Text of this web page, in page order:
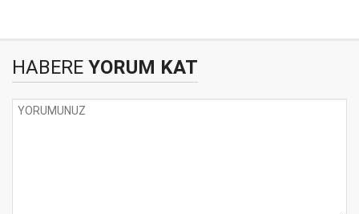
HABERE YORUM KAT